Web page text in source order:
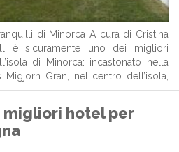
di Minorca A cura di Cristina
è sicuramente uno dei migliori
di Minorca: incastonato nella
Gran, nel centro dell’isola,
accoglie i suoi ospiti offrendo
migliori hotel per